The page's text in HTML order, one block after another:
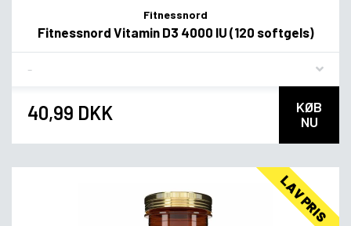
Fitnessnord
Fitnessnord Vitamin D3 4000 IU (120 softgels)
40,99 DKK
KØB
NU
LAV PRIS